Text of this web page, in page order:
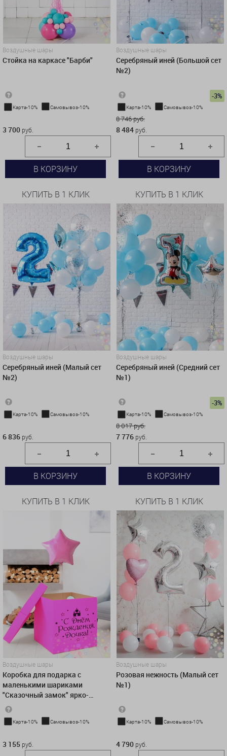
Воздушные шары
Стойка на каркасе "Барби"
Карта-10% Самовывоз-10%
3 700 руб.
В КОРЗИНУ
КУПИТЬ В 1 КЛИК
Воздушные шары
Серебряный иней (Большой сет
№2)
-3%
Карта-10% Самовывоз-10%
8 746 руб.
8 484 руб.
В КОРЗИНУ
КУПИТЬ В 1 КЛИК
Воздушные шары
Серебряный иней (Малый сет
№2)
Карта-10% Самовывоз-10%
6 836 руб.
В КОРЗИНУ
КУПИТЬ В 1 КЛИК
Воздушные шары
Серебряный иней (Средний сет
№1)
-3%
Карта-10% Самовывоз-10%
8 017 руб.
7 776 руб.
В КОРЗИНУ
КУПИТЬ В 1 КЛИК
Воздушные шары
Коробка для подарка с
маленькими шариками
"Сказочный замок" ярко-
розовая
Карта-10% Самовывоз-10%
3 155 руб.
Воздушные шары
Розовая нежность (Малый сет
№1)
Карта-10% Самовывоз-10%
4 790 руб.